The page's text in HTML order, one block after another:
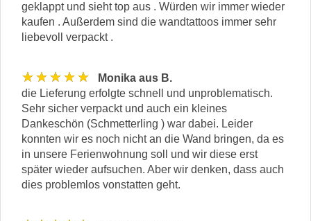
geklappt und sieht top aus . Würden wir immer wieder
kaufen . Außerdem sind die wandtattoos immer sehr
liebevoll verpackt .
★★★★★
Monika aus B.
die Lieferung erfolgte schnell und unproblematisch.
Sehr sicher verpackt und auch ein kleines
Dankeschön (Schmetterling ) war dabei. Leider
konnten wir es noch nicht an die Wand bringen, da es
in unsere Ferienwohnung soll und wir diese erst
später wieder aufsuchen. Aber wir denken, dass auch
dies problemlos vonstatten geht.